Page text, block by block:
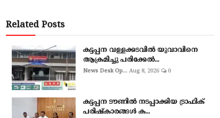
Related Posts
കട്ടപ്പന വള്ളക്കടവിൽ യുവാവിനെ
ആക്രമിച്ചു പരിക്കേൽ...
News Desk Op... Aug 8, 2026 0
കട്ടപ്പന ടൗണിൽ നടപ്പാക്കിയ ട്രാഫിക്
പരിഷ്കാരങ്ങൾ ക...